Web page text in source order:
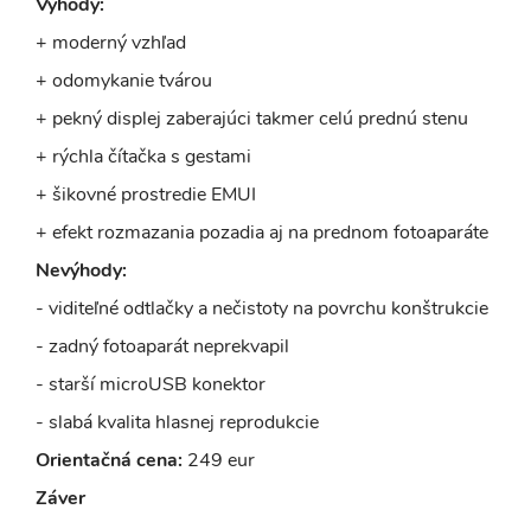
+ moderný vzhľad
+ odomykanie tvárou
+ pekný displej zaberajúci takmer celú prednú stenu
+ rýchla čítačka s gestami
+ šikovné prostredie EMUI
+ efekt rozmazania pozadia aj na prednom fotoaparáte
Nevýhody:
- viditeľné odtlačky a nečistoty na povrchu konštrukcie
- zadný fotoaparát neprekvapil
- starší microUSB konektor
- slabá kvalita hlasnej reprodukcie
Orientačná cena: 249 eur
Záver